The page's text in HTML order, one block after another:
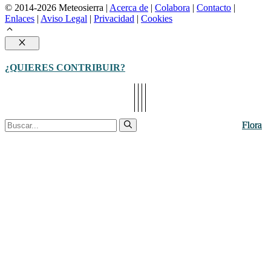
Flora
Flora
Flora
© 2014-2026 Meteosierra | Acerca de | Colabora | Contacto |
Enlaces | Aviso Legal | Privacidad | Cookies
Cerrar
¿QUIERES CONTRIBUIR?
Buscar: